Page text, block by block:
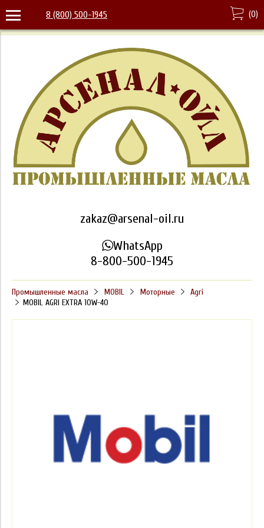
8 (800) 500-1945 (0)
zakaz@arsenal-oil.ru
WhatsApp
8-800-500-1945
Промышленные масла MOBIL Моторные
Agri
MOBIL AGRI EXTRA 10W-40